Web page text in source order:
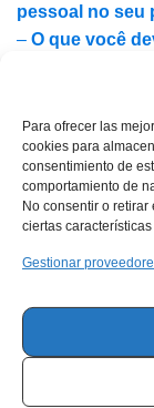
Para ofrecer las
cookies para
consentimiento de
comportamiento de
No consentir o
ciertas
Gestionar
pessoal no seu
– O que você
Desventajas
Tasas de
Dado que el
interés en